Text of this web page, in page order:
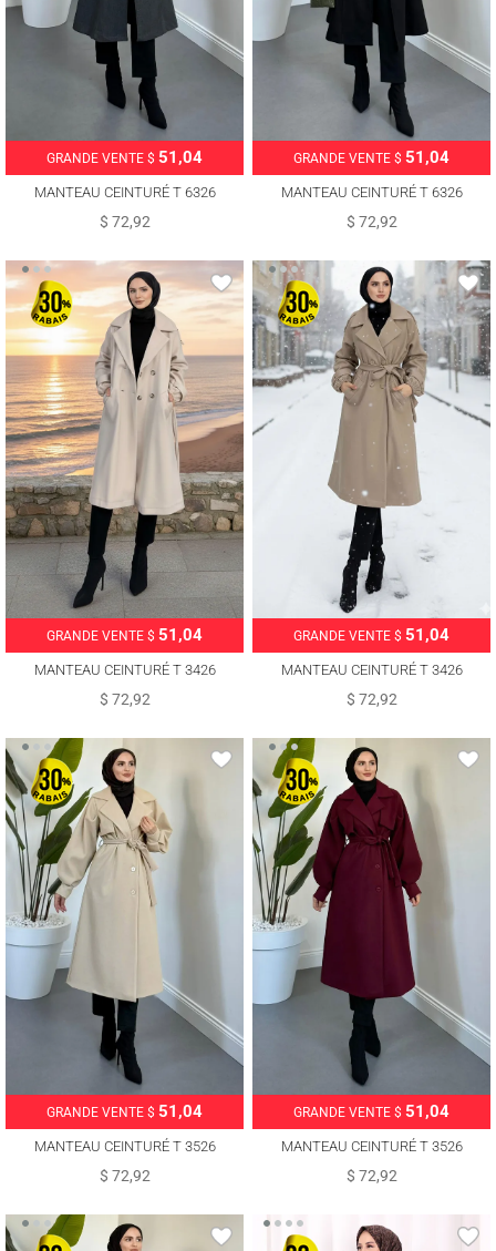
GRANDE VENTE $ 51,04
MANTEAU CEINTURÉ T 6326
$ 72,92
GRANDE VENTE $ 51,04
MANTEAU CEINTURÉ T 6326
$ 72,92
GRANDE VENTE $ 51,04
MANTEAU CEINTURÉ T 3426
$ 72,92
GRANDE VENTE $ 51,04
MANTEAU CEINTURÉ T 3426
$ 72,92
GRANDE VENTE $ 51,04
MANTEAU CEINTURÉ T 3526
$ 72,92
GRANDE VENTE $ 51,04
MANTEAU CEINTURÉ T 3526
$ 72,92